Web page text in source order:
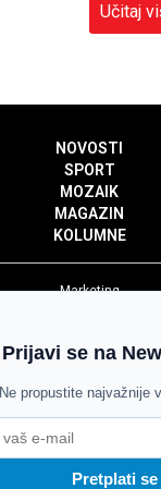
Učitaj
NOVOSTI
SPORT
MOZAIK
MAGAZIN
KOLUMNE
Marketing
Impressum
Pravila komentiranja
Agroglas
Prijavi se na
Ne propustite najvažnije
Pretplati se